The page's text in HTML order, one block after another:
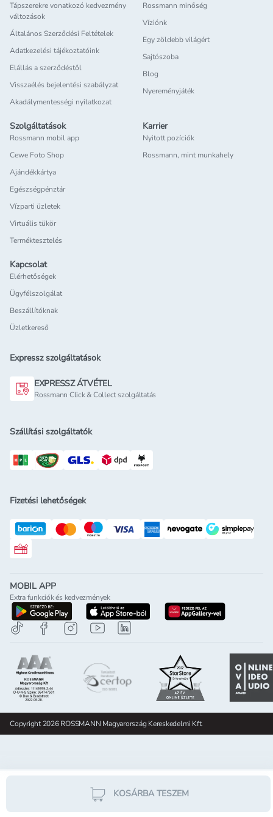
KOSÁRBA TESZEM
Tápszerekre vonatkozó kedvezmény
változások
Általános Szerződési Feltételek
Adatkezelési tájékoztatóink
Elállás a szerződéstől
Visszaélés bejelentési szabályzat
Akadálymentességi nyilatkozat
Rossmann minőség
Víziónk
Egy zöldebb világért
Sajtószoba
Blog
Nyereményjáték
Szolgáltatások
Rossmann mobil app
Cewe Foto Shop
Ajándékkártya
Egészségpénztár
Vízparti üzletek
Virtuális tükör
Terméktesztelés
Karrier
Nyitott pozíciók
Rossmann, mint munkahely
Kapcsolat
Elérhetőségek
Ügyfélszolgálat
Beszállítóknak
Üzletkereső
Expressz szolgáltatások
EXPRESSZ ÁTVÉTEL
Rossmann Click & Collect szolgáltatás
Szállítási szolgáltatók
Fizetési lehetőségek
Rossmann ajándékkártya
MOBIL APP
Extra funkciók és kedvezmények
letöltés a google-play-rölletöltés az app-store-ból
letöltés
Copyright 2026 ROSSMANN Magyarország Kereskedelmi Kft.